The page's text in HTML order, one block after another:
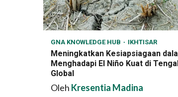
GNA KNOWLEDGE HUB IKHTISAR
Meningkatkan Kesiapsiagaan
Menghadapi El Niño Kuat di
Global
Oleh Kresentia Madina